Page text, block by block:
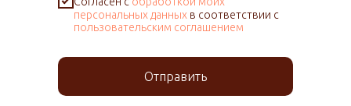
персональных данных в соответствии с
пользовательским соглашением
Отправить